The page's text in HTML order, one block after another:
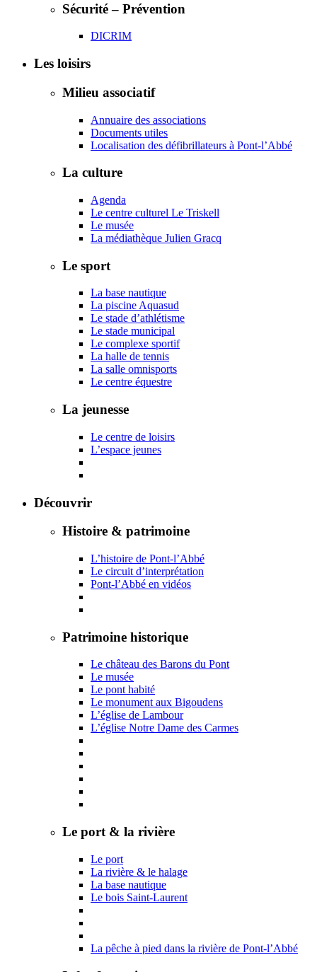
Sécurité – Prévention
DICRIM
Les loisirs
Milieu associatif
Annuaire des associations
Documents utiles
Localisation des défibrillateurs à Pont-l’Abbé
La culture
Agenda
Le centre culturel Le Triskell
Le musée
La médiathèque Julien Gracq
Le sport
La base nautique
La piscine Aquasud
Le stade d’athlétisme
Le stade municipal
Le complexe sportif
La halle de tennis
La salle omnisports
Le centre équestre
La jeunesse
Le centre de loisirs
L’espace jeunes
Découvrir
Histoire & patrimoine
L’histoire de Pont-l’Abbé
Le circuit d’interprétation
Pont-l’Abbé en vidéos
Patrimoine historique
Le château des Barons du Pont
Le musée
Le pont habité
Le monument aux Bigoudens
L’église de Lambour
L’église Notre Dame des Carmes
Le port & la rivière
Le port
La rivière & le halage
La base nautique
Le bois Saint-Laurent
La pêche à pied dans la rivière de Pont-l’Abbé